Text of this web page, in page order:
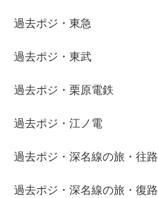
過去ポジ・東急
過去ポジ・東武
過去ポジ・栗原電鉄
過去ポジ・江ノ電
過去ポジ・深名線の旅・往路
過去ポジ・深名線の旅・復路